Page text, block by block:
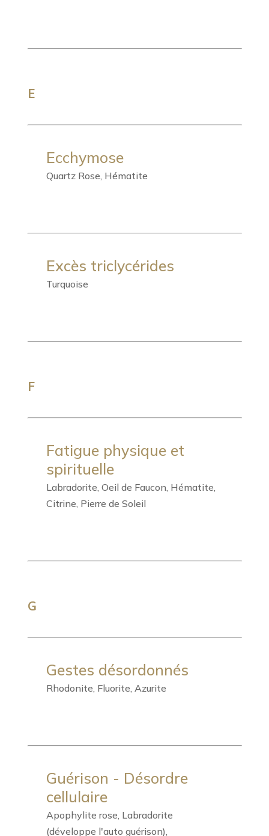
E
Ecchymose
Quartz Rose, Hématite
Excès triclycérides
Turquoise
F
Fatigue physique et
spirituelle
Labradorite, Oeil de Faucon, Hématite,
Citrine, Pierre de Soleil
G
Gestes désordonnés
Rhodonite, Fluorite, Azurite
Guérison - Désordre
cellulaire
Apophylite rose, Labradorite
(développe l'auto guérison),